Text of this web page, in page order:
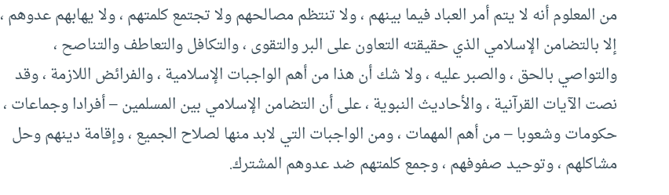
من المعلوم أنه لا يتم أمر العباد فيما بينهم ، ولا تنتظم مصالحهم ولا تجتمع كلمتهم ، ولا يهابهم عدوهم ،
إلا بالتضامن الإسلامي الذي حقيقته التعاون على البر والتقوى ، والتكافل والتعاطف والتناصح ،
والتواصي بالحق ، والصبر عليه ، ولا شك أن هذا من أهم الواجبات الإسلامية ، والفرائض اللازمة ، وقد
نصت الآيات القرآنية ، والأحاديث النبوية ، على أن التضامن الإسلامي بين المسلمين – أفرادا وجماعات ،
حكومات وشعوبا – من أهم المهمات ، ومن الواجبات التي لابد منها لصلاح الجميع ، وإقامة دينهم وحل
مشاكلهم ، وتوحيد صفوفهم ، وجمع كلمتهم ضد عدوهم المشترك.